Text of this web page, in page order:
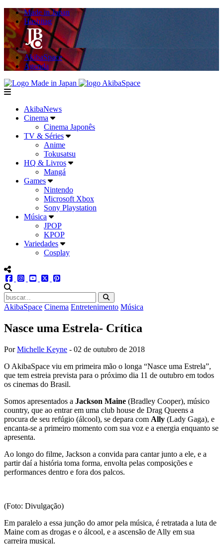
Made in Japan
Hashitag
AkibaSpace
Agenda
Powered By Made in Japan
AkibaSpace
menu
AkibaNews
Cinema
Cinema Japonês
TV & Séries
Anime
Tokusatsu
HQ & Livros
Mangá
Games
Nintendo
Microsoft Xbox
Sony Playstation
Música
JPOP
KPOP
Variedades
Cosplay
menu redes social
facebookinstagram
youtube
twitter
AkibaSpace Cinema Entretenimento Música
Nasce uma Estrela- Crítica
PorMichelle Keyne - 02 de outubro de 2018
O AkibaSpace viu em primeira mão o longa “Nasce uma Estrela”,
que tem estreia prevista para o próximo dia 11 de outubro em todos
os cinemas do Brasil.
Somos apresentados a Jackson Maine (Bradley Cooper), músico
country, que ao entrar em uma club house de Drag Queens a
procura de seu refúgio (álcool), se depara com Ally (Lady Gaga), e
encanta-se a primeiro momento com sua voz e a energia enquanto se
apresenta.
Ao longo do filme, Jackson a convida para cantar junto a ele, e a
partir daí a história toma forma, envolta pelas composições e
performances dentro e fora dos palcos.
(Foto: Divulgação)
Em paralelo a essa junção do amor pela música, é retratada a luta de
Maine com as drogas e o álcool, e a ascensão de Ally em sua
carreira musical.